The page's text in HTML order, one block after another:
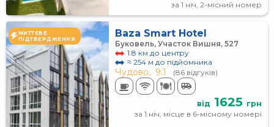
за 1 ніч, 2-місний номер
МИТТЄВЕ
ПІДТВЕРДЖЕННЯ
Baza Smart Hotel
Буковель, Участок Вишня, 527
1.8 км до центру
≈ 254 м до підйомника
Чудово, 9.1 (86 відгуків)
від 1625 грн
за 1 ніч, місце в 6-місному номері